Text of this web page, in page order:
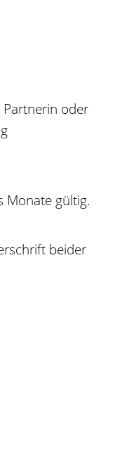
Partnerin oder
Monate gültig.
beider